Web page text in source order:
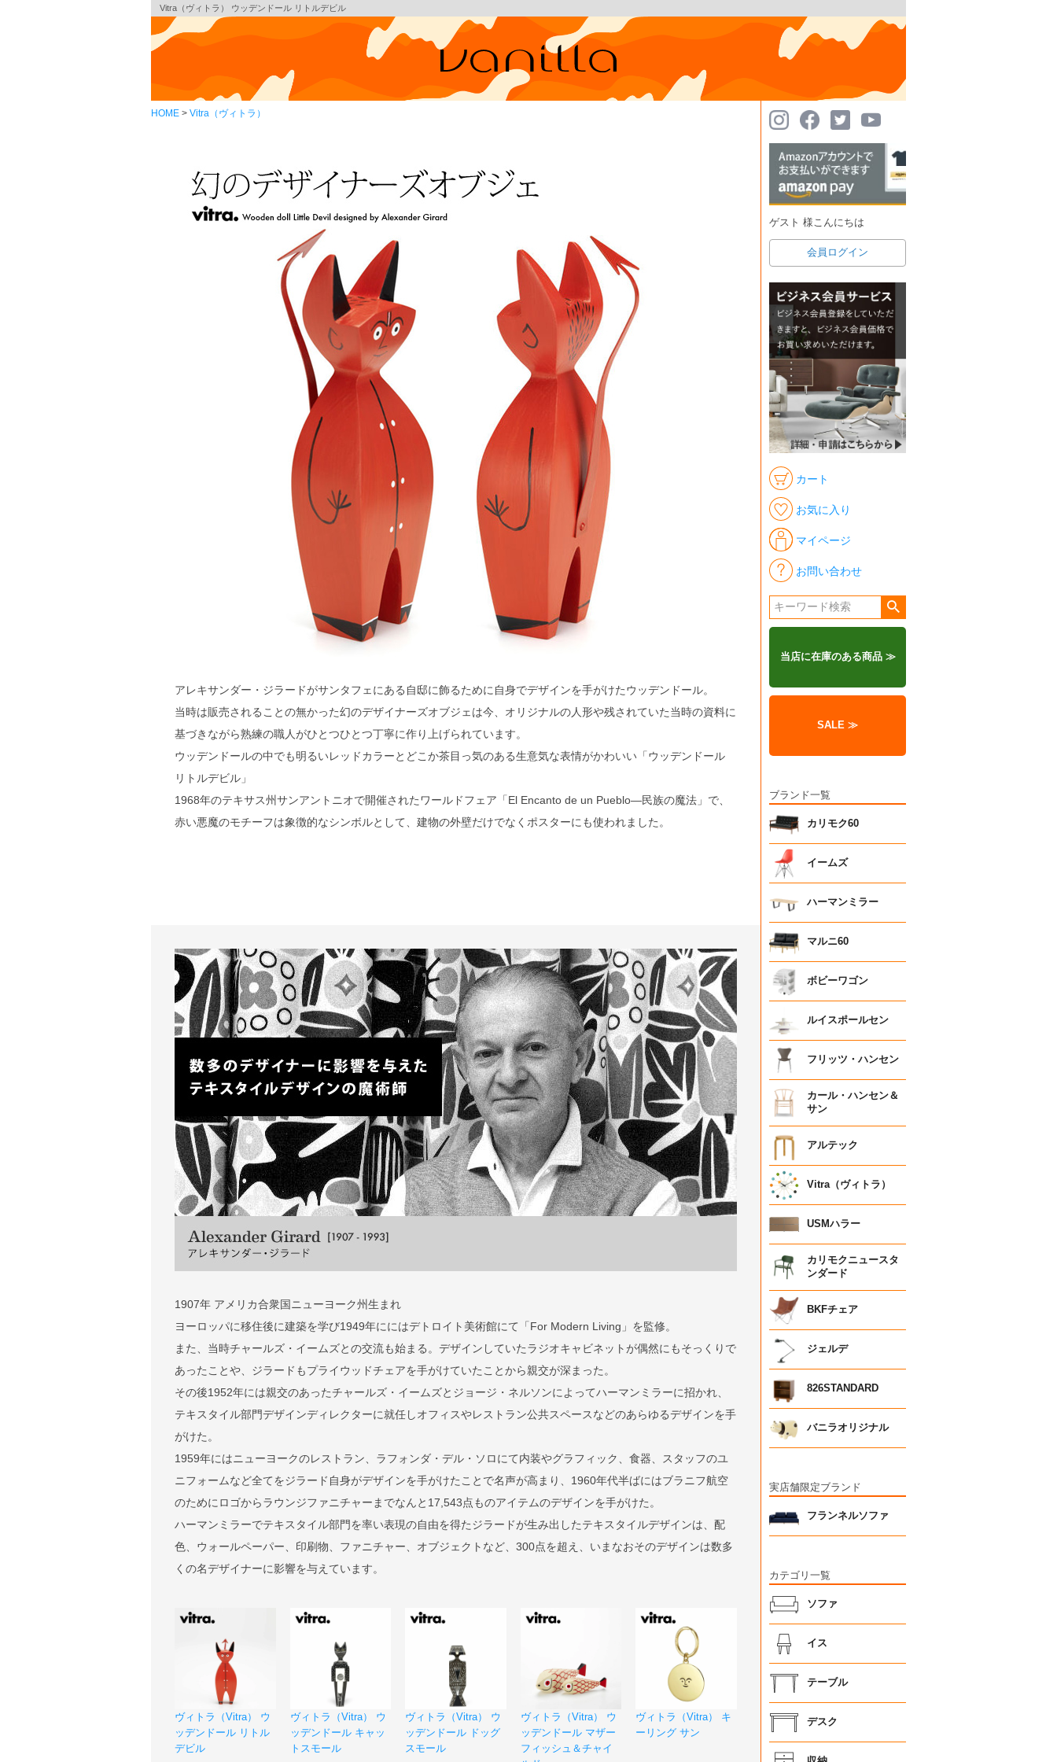
Vitra（ヴィトラ） ウッデンドール リトルデビル
HOME Vitra（ヴィトラ）
アレキサンダー・ジラードがサンタフェにある自邸に飾るために自身でデザインを手がけたウッデンドール。
当時は販売されることの無かった幻のデザイナーズオブジェは今、オリジナルの人形や残されていた当時の資料に
基づきながら熟練の職人がひとつひとつ丁寧に作り上げられています。
ウッデンドールの中でも明るいレッドカラーとどこか茶目っ気のある生意気な表情がかわいい「ウッデンドール
リトルデビル」
1968年のテキサス州サンアントニオで開催されたワールドフェア「El Encanto de un Pueblo―民族の魔法」で、
赤い悪魔のモチーフは象徴的なシンボルとして、建物の外壁だけでなくポスターにも使われました。
1907年 アメリカ合衆国ニューヨーク州生まれ
ヨーロッパに移住後に建築を学び1949年ににはデトロイト美術館にて「For Modern Living」を監修。
また、当時チャールズ・イームズとの交流も始まる。デザインしていたラジオキャビネットが偶然にもそっくりで
あったことや、ジラードもプライウッドチェアを手がけていたことから親交が深まった。
その後1952年には親交のあったチャールズ・イームズとジョージ・ネルソンによってハーマンミラーに招かれ、
テキスタイル部門デザインディレクターに就任しオフィスやレストラン公共スペースなどのあらゆるデザインを手
がけた。
1959年にはニューヨークのレストラン、ラフォンダ・デル・ソロにて内装やグラフィック、食器、スタッフのユ
ニフォームなど全てをジラード自身がデザインを手がけたことで名声が高まり、1960年代半ばにはブラニフ航空
のためにロゴからラウンジファニチャーまでなんと17,543点ものアイテムのデザインを手がけた。
ハーマンミラーでテキスタイル部門を率い表現の自由を得たジラードが生み出したテキスタイルデザインは、配
色、ウォールペーパー、印刷物、ファニチャー、オブジェクトなど、300点を超え、いまなおそのデザインは数多
くの名デザイナーに影響を与えています。
ヴィトラ（Vitra） ウ
ッデンドール リトル
デビル
ヴィトラ（Vitra） ウ
ッデンドール キャッ
トスモール
ヴィトラ（Vitra） ウ
ッデンドール ドッグ
スモール
ヴィトラ（Vitra） ウ
ッデンドール マザー
フィッシュ＆チャイ
ヴィトラ（Vitra） キ
ーリング サン
ゲスト 様こんにちは
会員ログイン
カート
お気に入り
マイページ
お問い合わせ
検索
当店に在庫のある商品 ≫
SALE ≫
ブランド一覧
カリモク60
イームズ
ハーマンミラー
マルニ60
ボビーワゴン
ルイスポールセン
フリッツ・ハンセン
カール・ハンセン＆
サン
アルテック
Vitra（ヴィトラ）
USMハラー
カリモクニュースタ
ンダード
BKFチェア
ジェルデ
826STANDARD
バニラオリジナル
実店舗限定ブランド
フランネルソファ
カテゴリ一覧
ソファ
イス
テーブル
デスク